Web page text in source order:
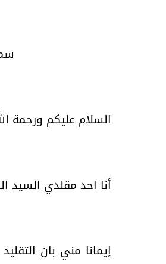
السلام عليكم ورحمة
أنا احد مقلدي
إيمانا مني بان